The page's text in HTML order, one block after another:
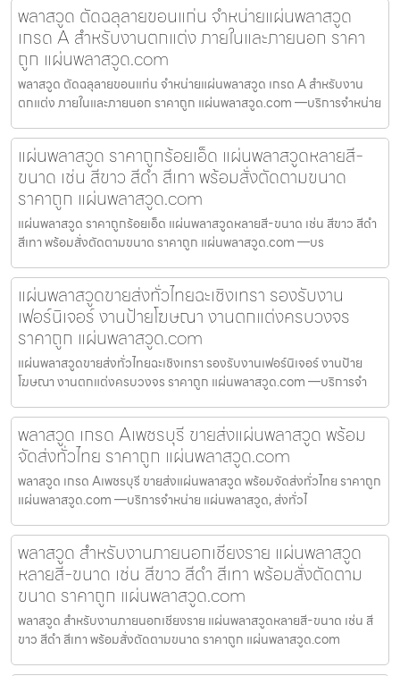
พลาสวูด ตัดฉลุลายขอนแก่น จำหน่ายแผ่นพลาสวูด
เกรด A สำหรับงานตกแต่ง ภายในและภายนอก ราคา
ถูก แผ่นพลาสวูด.com
พลาสวูด ตัดฉลุลายขอนแก่น จำหน่ายแผ่นพลาสวูด เกรด A สำหรับงาน
ตกแต่ง ภายในและภายนอก ราคาถูก แผ่นพลาสวูด.com —บริการจำหน่าย
แผ่นพลาสวูด ราคาถูกร้อยเอ็ด แผ่นพลาสวูดหลายสี-
ขนาด เช่น สีขาว สีดำ สีเทา พร้อมสั่งตัดตามขนาด
ราคาถูก แผ่นพลาสวูด.com
แผ่นพลาสวูด ราคาถูกร้อยเอ็ด แผ่นพลาสวูดหลายสี-ขนาด เช่น สีขาว สีดำ
สีเทา พร้อมสั่งตัดตามขนาด ราคาถูก แผ่นพลาสวูด.com —บร
แผ่นพลาสวูดขายส่งทั่วไทยฉะเชิงเทรา รองรับงาน
เฟอร์นิเจอร์ งานป้ายโฆษณา งานตกแต่งครบวงจร
ราคาถูก แผ่นพลาสวูด.com
แผ่นพลาสวูดขายส่งทั่วไทยฉะเชิงเทรา รองรับงานเฟอร์นิเจอร์ งานป้าย
โฆษณา งานตกแต่งครบวงจร ราคาถูก แผ่นพลาสวูด.com —บริการจำ
พลาสวูด เกรด Aเพชรบุรี ขายส่งแผ่นพลาสวูด พร้อม
จัดส่งทั่วไทย ราคาถูก แผ่นพลาสวูด.com
พลาสวูด เกรด Aเพชรบุรี ขายส่งแผ่นพลาสวูด พร้อมจัดส่งทั่วไทย ราคาถูก
แผ่นพลาสวูด.com —บริการจำหน่าย แผ่นพลาสวูด, ส่งทั่วไ
พลาสวูด สำหรับงานภายนอกเชียงราย แผ่นพลาสวูด
หลายสี-ขนาด เช่น สีขาว สีดำ สีเทา พร้อมสั่งตัดตาม
ขนาด ราคาถูก แผ่นพลาสวูด.com
พลาสวูด สำหรับงานภายนอกเชียงราย แผ่นพลาสวูดหลายสี-ขนาด เช่น สี
ขาว สีดำ สีเทา พร้อมสั่งตัดตามขนาด ราคาถูก แผ่นพลาสวูด.com